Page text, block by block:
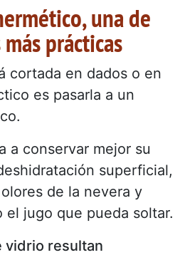
una de
prácticas
cortada en dados o en
es pasarla a un
a conservar mejor su
superficial,
de la nevera y
el jugo que pueda soltar.
vidrio resultan